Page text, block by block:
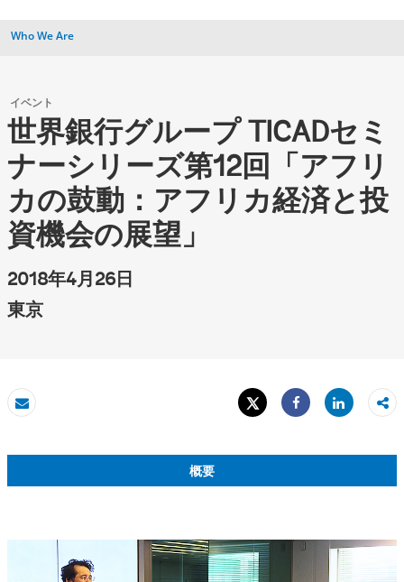
Who We Are
イベント
世界銀行グループ TICADセミ
ナーシリーズ第12回「アフリ
カの鼓動：アフリカ経済と投
資機会の展望」
2018年4月26日
東京
Eメール
Tweet
Share
Share
概要